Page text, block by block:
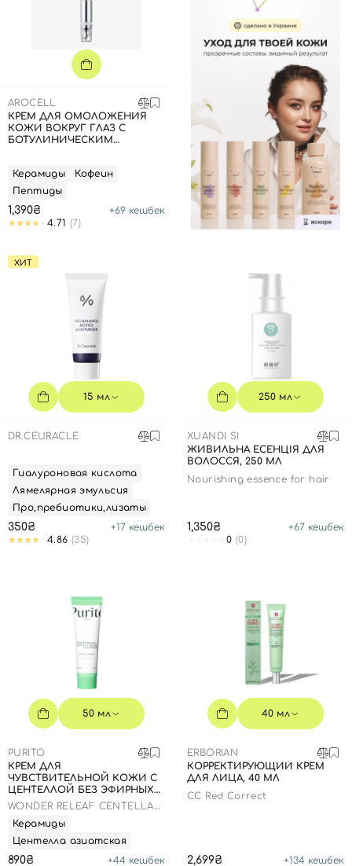
AROCELL
КРЕМ ДЛЯ ОМОЛОЖЕНИЯ
КОЖИ ВОКРУГ ГЛАЗ С
БОТУЛИНИЧЕСКИМ
УСИЛИТЕЛЕМ-
АППЛИКАТОРОМ, 15 МЛ
Керамиды
Кофеин
Пептиды
1,390₴ +69 кешбек
4.71 (7)
ХИТ
15 мл
DR.CEURACLE
Гиалуроновая кислота
Лямелярная эмульсия
Про,пребиотики,лизаты
350₴ +17 кешбек
4.86 (35)
250 мл
XUANDI SI
ЖИВИЛЬНА ЕСЕНЦІЯ ДЛЯ
ВОЛОССЯ, 250 МЛ
Nourishing essence for hair
1,350₴ +67 кешбек
0 (0)
50 мл
PURITO
КРЕМ ДЛЯ
ЧУВСТВИТЕЛЬНОЙ КОЖИ С
ЦЕНТЕЛЛОЙ БЕЗ ЭФИРНЫХ
МАСЕЛ, 50 МЛ
WONDER RELEAF CENTELLA
CREAM UNSCENTED
Керамиды
Центелла азиатская
890₴ +44 кешбек
40 мл
ERBORIAN
КОРРЕКТИРУЮЩИЙ КРЕМ
ДЛЯ ЛИЦА, 40 МЛ
CC Red Correct
2,699₴ +134 кешбек
Вход Регистрация
Номер телефона